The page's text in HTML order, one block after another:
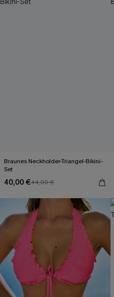
Braunes Neckholder-Triangel-Bikini-
Set
40,00 €44,00 €